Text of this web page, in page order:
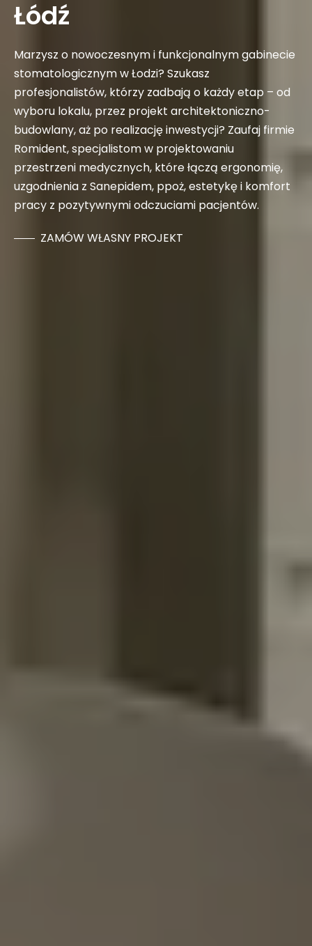
Łódź
Marzysz o nowoczesnym i funkcjonalnym gabinecie
stomatologicznym w Łodzi? Szukasz
profesjonalistów, którzy zadbają o każdy etap – od
wyboru lokalu, przez projekt architektoniczno-
budowlany, aż po realizację inwestycji? Zaufaj firmie
Romident, specjalistom w projektowaniu
przestrzeni medycznych, które łączą ergonomię,
uzgodnienia z Sanepidem, ppoż, estetykę i komfort
pracy z pozytywnymi odczuciami pacjentów.
ZAMÓW WŁASNY PROJEKT